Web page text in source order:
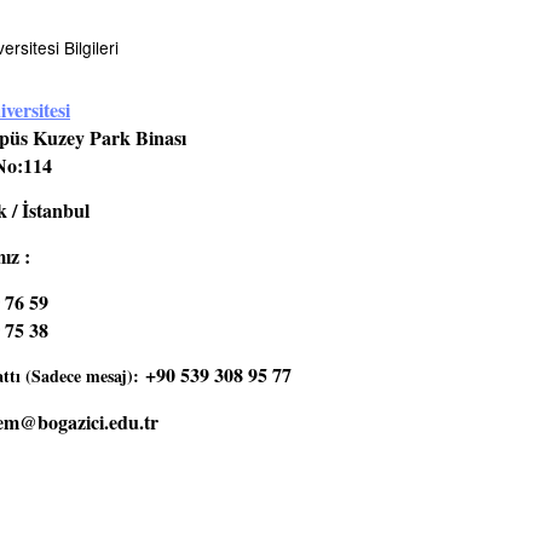
Bilgileri
Kuzey Park Binası
/ İstanbul
:
59
38
(Sadece mesaj): +90 539 308 95 77